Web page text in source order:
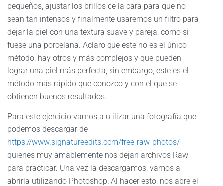
pequeños, ajustar los brillos de la cara para que no
sean tan intensos y finalmente usaremos un filtro para
dejar la piel con una textura suave y pareja, como si
fuese una porcelana. Aclaro que este no es el único
método, hay otros y más complejos y que pueden
lograr una piel más perfecta, sin embargo, este es el
método más rápido que conozco y con el que se
obtienen buenos resultados.
Para este ejercicio vamos a utilizar una fotografía que
podemos descargar de
https://www.signatureedits.com/free-raw-photos/
quienes muy amablemente nos dejan archivos Raw
para practicar. Una vez la descargamos, vamos a
abrirla utilizando Photoshop. Al hacer esto, nos abre el